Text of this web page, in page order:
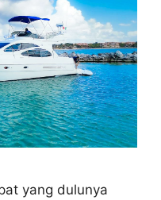
yang dulunya